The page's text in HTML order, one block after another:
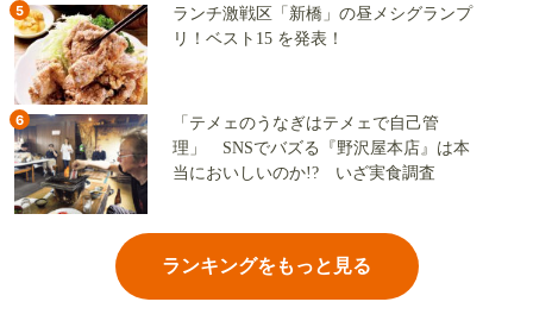
5
ランチ激戦区「新橋」の昼メシグランプ
リ！ベスト15 を発表！
6
「テメェのうなぎはテメェで自己管
理」 SNSでバズる『野沢屋本店』は本
当においしいのか!? いざ実食調査
ランキングをもっと見る